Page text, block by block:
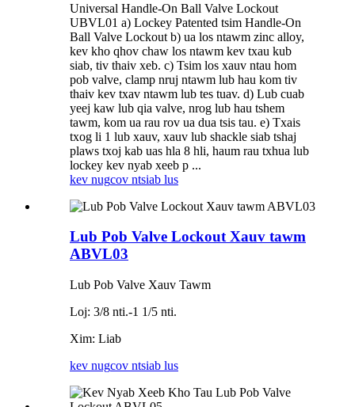
Universal Handle-On Ball Valve Lockout
UBVL01 a) Lockey Patented tsim Handle-On
Ball Valve Lockout b) ua los ntawm zinc alloy,
kev kho qhov chaw los ntawm kev txau kub
siab, tiv thaiv xeb. c) Tsim los xauv ntau hom
pob valve, clamp nruj ntawm lub hau kom tiv
thaiv kev txav ntawm lub tes tuav. d) Lub cuab
yeej kaw lub qia valve, nrog lub hau tshem
tawm, kom ua rau rov ua dua tsis tau. e) Txais
txog li 1 lub xauv, xauv lub shackle siab tshaj
plaws txoj kab uas hla 8 hli, haum rau txhua lub
lockey kev nyab xeeb p ...
kev nugcov ntsiab lus
Lub Pob Valve Lockout Xauv tawm
ABVL03
Lub Pob Valve Xauv Tawm
Loj: 3/8 nti.-1 1/5 nti.
Xim: Liab
kev nugcov ntsiab lus